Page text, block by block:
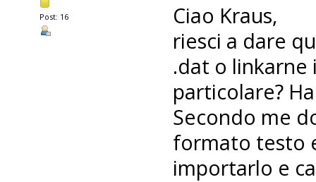
Post: 16
Ciao Kraus,
riesci a dare
.dat o linkarne
particolare?
Secondo me
formato testo
importarlo e